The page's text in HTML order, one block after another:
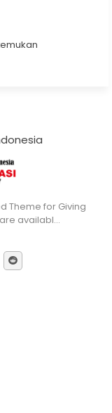
Theme for Giving
availabl…